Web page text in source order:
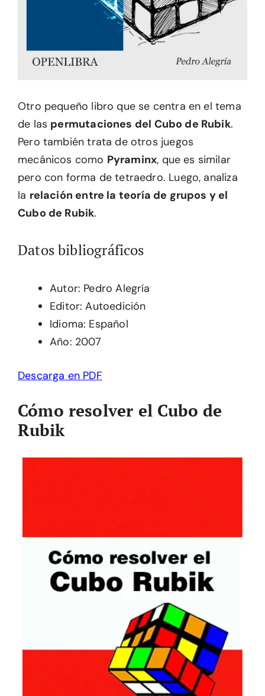
Otro pequeño libro que se centra en el tema
de las permutaciones del Cubo de Rubik.
Pero también trata de otros juegos
mecánicos como Pyraminx, que es similar
pero con forma de tetraedro. Luego, analiza
la relación entre la teoría de grupos y el
Cubo de Rubik.
Datos bibliográficos
Autor: Pedro Alegría
Editor: Autoedición
Idioma: Español
Año: 2007
Descarga en PDF
Cómo resolver el Cubo de
Rubik